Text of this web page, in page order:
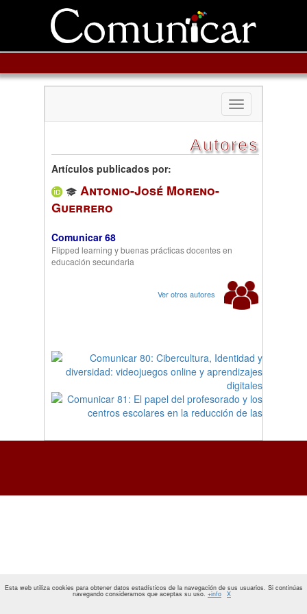
Toggle
navigation
Autores
Artículos publicados por:
Antonio-José Moreno-
Guerrero
Comunicar 68
Flipped learning y buenas prácticas docentes en
educación secundaria
Ver otros autores
Esta web utiliza cookies para obtener datos estadísticos de la navegación de sus usuarios. Si continúas
navegando consideramos que aceptas su uso. +info X